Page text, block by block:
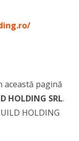
pagină
HOLDING SRL.
HOLDING